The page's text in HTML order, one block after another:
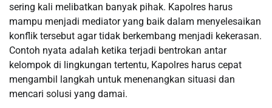
sering kali melibatkan banyak pihak. Kapolres harus
mampu menjadi mediator yang baik dalam menyelesaikan
konflik tersebut agar tidak berkembang menjadi kekerasan.
Contoh nyata adalah ketika terjadi bentrokan antar
kelompok di lingkungan tertentu, Kapolres harus cepat
mengambil langkah untuk menenangkan situasi dan
mencari solusi yang damai.